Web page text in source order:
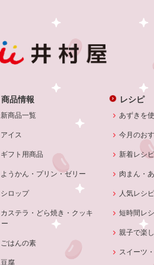
商品情報
新商品一覧
アイス
ギフト用商品
ようかん・プリン・ゼリー
シロップ
カステラ・どら焼き・クッキ
ー
ごはんの素
豆腐
レシピ
あずきを
今月のお
新着レシピ
肉まん・
人気レシ
短時間レ
親子で楽
スイーツ